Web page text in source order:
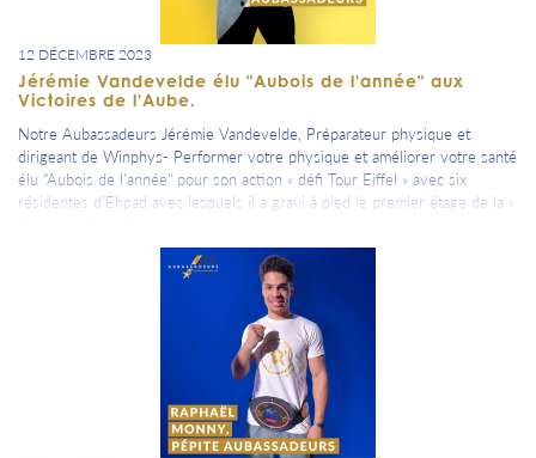
12 DÉCEMBRE 2023
Jérémie Vandevelde élu "Aubois de l'année" aux
Victoires de l'Aube.
Notre Aubassadeurs Jérémie Vandevelde, Préparateur physique et
dirigeant de Winphys- Performer votre physique et améliorer votre santé
élu "Aubois de l'année" pour son action « défi Tour Eiffel » avec six
résidentes d’Ehpad avec lesquels il a gravi à pied le premier étage de la «
liste des nominés des 9 trophées remis lors de la cérémonie des «
Victoires de l’Aube » organisée par Canal 32 et l’Est-Eclair au Théâtre de
Champagne. Toute la communauté Aubassadeurs le félicite pour sa
magnifique récompense pour sa très belle initiative et l’ensemble de son
travail (dont bénéficie certaines Pépites Aubassadeurs). Le Trophée d’«
Aubois de l’année » qui lui a été remis lors de la cérémonie est largement